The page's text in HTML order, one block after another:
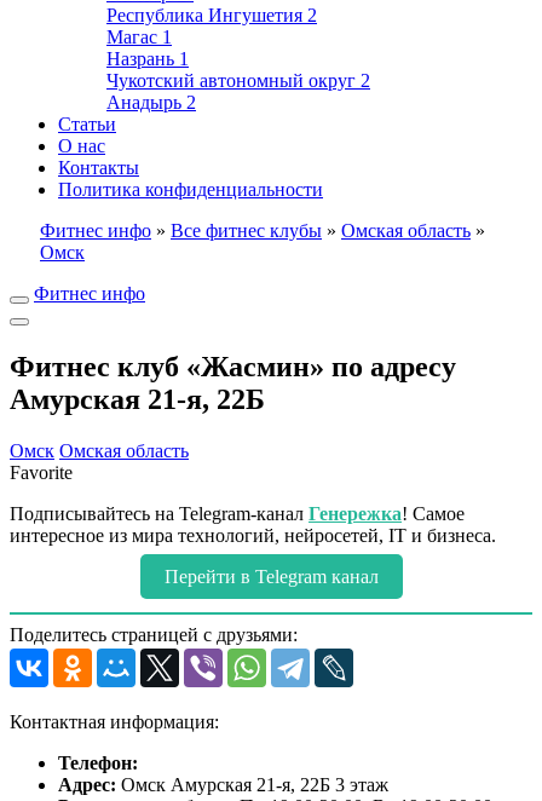
Республика Ингушетия 2
Магас 1
Назрань 1
Чукотский автономный округ 2
Анадырь 2
Статьи
О нас
Контакты
Политика конфиденциальности
Фитнес инфо » Все фитнес клубы » Омская область »
Омск
Фитнес инфо
Фитнес клуб «Жасмин» по адресу
Амурская 21-я, 22Б
Омск Омская область
Favorite
Подписывайтесь на Telegram-канал Генережка! Самое
интересное из мира технологий, нейросетей, IT и бизнеса.
Перейти в Telegram канал
Поделитесь страницей с друзьями:
Контактная информация:
Телефон:
Адрес: Омск Амурская 21-я, 22Б 3 этаж